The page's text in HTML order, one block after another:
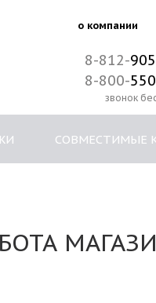
о компании
8-812-
8-800-
звонок
СОВМЕСТИМЫЕ